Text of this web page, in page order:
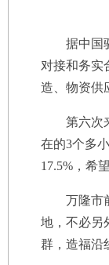
据中国驻
对接和务实
造、物资供
第六次来
在的3个多
17.5%，希
万隆市前
地，不必另
群，造福沿